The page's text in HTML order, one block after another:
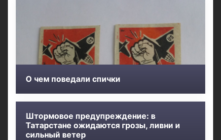
О чем поведали спички
Штормовое предупреждение: в
Татарстане ожидаются грозы, ливни и
сильный ветер